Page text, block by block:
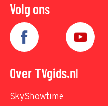
Volg ons
Over TVgids.nl
SkyShowtime